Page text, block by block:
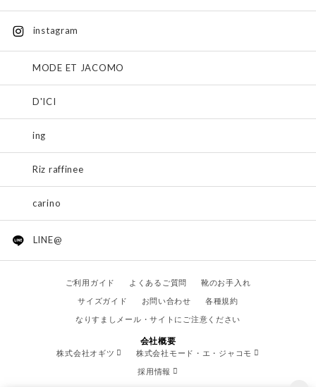
instagram
MODE ET JACOMO
D'ICI
ing
Riz raffinee
carino
LINE@
ご利用ガイド よくあるご質問
靴のお手入れ
サイズガイド
お問い合わせ
各種規約
なりすましメール・サイトにご注意ください
会社概要
株式会社オギツ
株式会社モード・エ・ジャコモ
採用情報